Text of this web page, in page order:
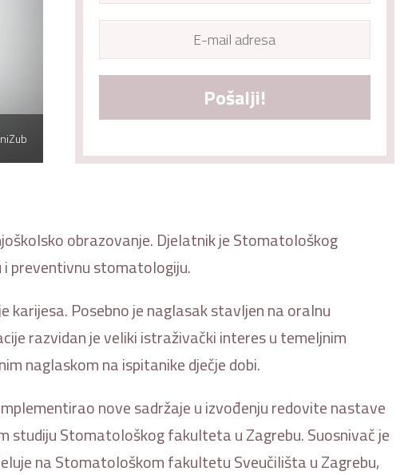
Pošalji!
obrazovanje. Djelatnik je Stomatološkog
i preventivnu stomatologiju.
karijesa. Posebno je naglasak stavljen na oralnu
razvidan je veliki istraživački interes u temeljnim
naglaskom na ispitanike dječje dobi.
nove sadržaje u izvođenju redovite nastave
studiju Stomatološkog fakulteta u Zagrebu. Suosnivač je
na Stomatološkom fakultetu Sveučilišta u Zagrebu,